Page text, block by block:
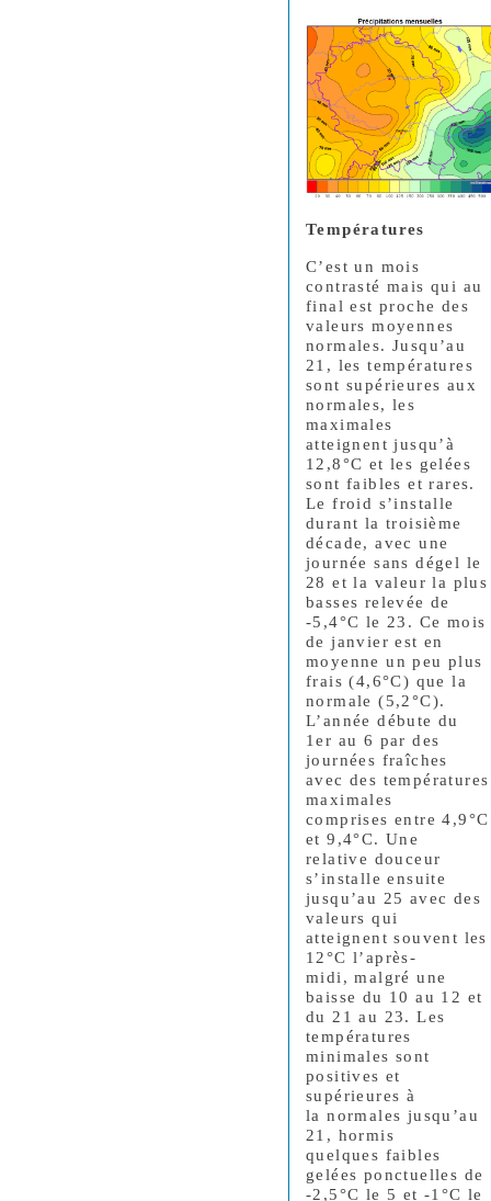
Températures
C’est un mois
contrasté mais qui au
final est proche des
valeurs moyennes
normales. Jusqu’au
21, les températures
sont supérieures aux
normales, les
maximales
atteignent jusqu’à
12,8°C et les gelées
sont faibles et rares.
Le froid s’installe
durant la troisième
décade, avec une
journée sans dégel le
28 et la valeur la plus
basses relevée de
-5,4°C le 23. Ce mois
de janvier est en
moyenne un peu plus
frais (4,6°C) que la
normale (5,2°C).
L’année débute du
1er au 6 par des
journées fraîches
avec des températures
maximales
comprises entre 4,9°C
et 9,4°C. Une
relative douceur
s’installe ensuite
jusqu’au 25 avec des
valeurs qui
atteignent souvent les
12°C l’après-
midi, malgré une
baisse du 10 au 12 et
du 21 au 23. Les
températures
minimales sont
positives et
supérieures à
la normales jusqu’au
21, hormis
quelques faibles
gelées ponctuelles de
-2,5°C le 5 et -1°C le